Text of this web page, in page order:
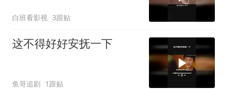
白班看影视 3跟贴
这不得好好安抚一下
鱼哥追剧 1跟贴